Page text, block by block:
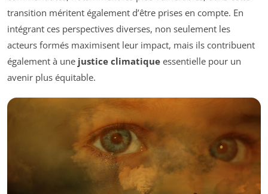
transition méritent également d’être prises en compte. En
intégrant ces perspectives diverses, non seulement les
acteurs formés maximisent leur impact, mais ils contribuent
également à une justice climatique essentielle pour un
avenir plus équitable.